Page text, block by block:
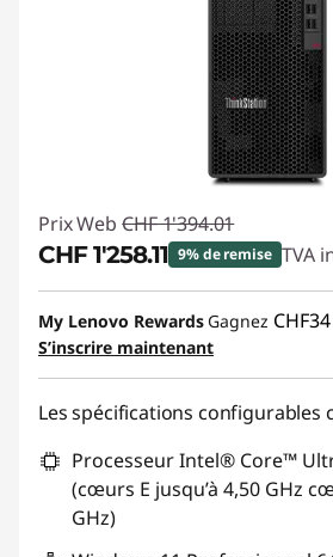
Prix Web CHF 1'394.01
CHF 1'258.11 9% de remise TVA
Bons de réduction en ligne :-
Code de réduction :
My Lenovo Rewards Gagnez CHF34
S’inscrire maintenant
Les spécifications configurables
Processeur Intel® Core™
(cœurs E jusqu’à 4,50 GHz
GHz)